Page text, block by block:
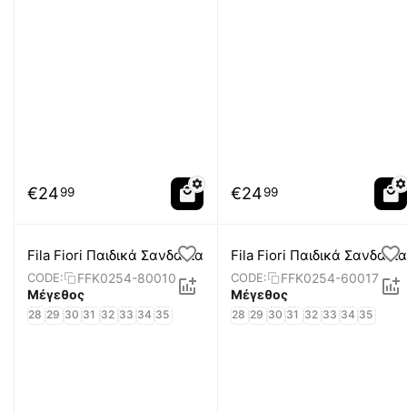
€2499 €2499
Fila Fiori Παιδικά Σανδάλια
CODE:
FFK0254-80010
Μέγεθος
28 29 30 31 32 33 34 35
Fila Fiori Παιδικά Σανδάλια
CODE:
FFK0254-60017
Μέγεθος
28 29 30 31 32 33 34 35